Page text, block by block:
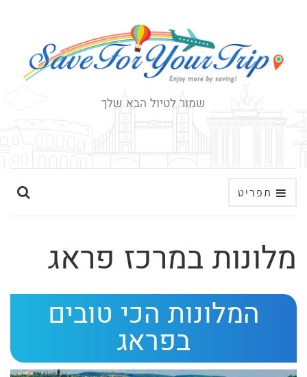
שמור לטיול הבא שלך
תפריט
ה
ת
ב
מלונות במרכז פראג
המלונות הכי טובים
בפראג